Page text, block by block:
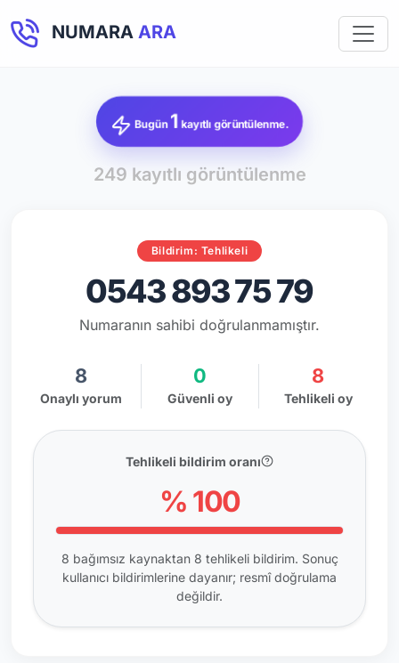
NUMARA ARA
Bugün1 kayıtlı görüntülenme.
249 kayıtlı görüntülenme
Bildirim: Tehlikeli
0543 893 75 79
Numaranın sahibi doğrulanmamıştır.
8
Onaylı yorum
0
Güvenli oy
8
Tehlikeli oy
Tehlikeli bildirim oranı
% 100
8 bağımsız kaynaktan 8 tehlikeli bildirim. Sonuç
kullanıcı bildirimlerine dayanır; resmî doğrulama
değildir.